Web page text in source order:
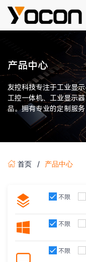
产品中心
友控科技专注于工业显
工控一体机、工业显示
品。拥有专业的定制服
级、抗电磁干扰等个性
首页 产品中心
不限
不限
不限